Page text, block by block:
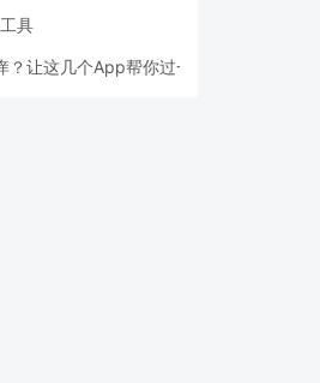
具
让这几个App帮你过一把配音瘾